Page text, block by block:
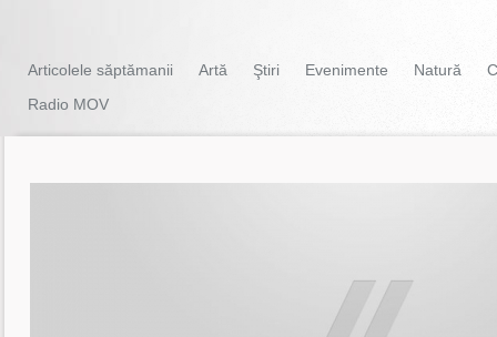
Articolele săptămanii Artă Ştiri Evenimente Natură
Radio MOV